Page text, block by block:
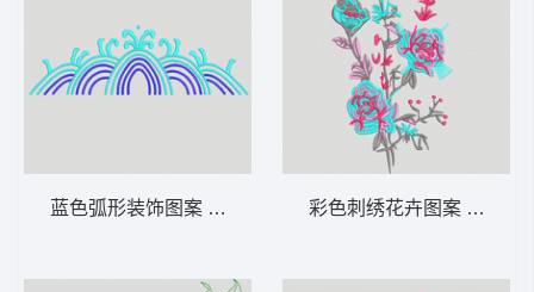
蓝色弧形装饰图案 波浪 彩色刺绣花卉图案 靓花